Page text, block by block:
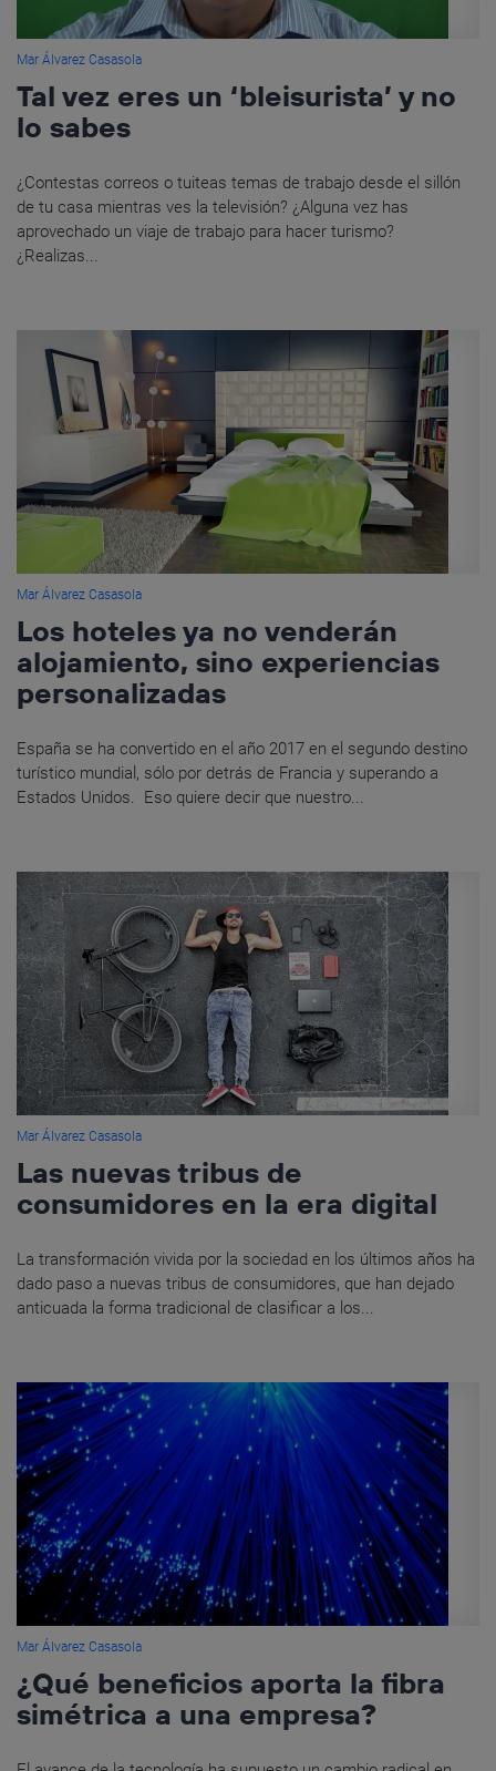
Mar Álvarez Casasola
Tal vez eres un ‘bleisurista’ y no
lo sabes
¿Contestas correos o tuiteas temas de trabajo desde el sillón
de tu casa mientras ves la televisión? ¿Alguna vez has
aprovechado un viaje de trabajo para hacer turismo?
¿Realizas...
Mar Álvarez Casasola
Los hoteles ya no venderán
alojamiento, sino experiencias
personalizadas
España se ha convertido en el año 2017 en el segundo destino
turístico mundial, sólo por detrás de Francia y superando a
Estados Unidos. Eso quiere decir que nuestro...
Mar Álvarez Casasola
Las nuevas tribus de
consumidores en la era digital
La transformación vivida por la sociedad en los últimos años ha
dado paso a nuevas tribus de consumidores, que han dejado
anticuada la forma tradicional de clasificar a los...
Mar Álvarez Casasola
¿Qué beneficios aporta la fibra
simétrica a una empresa?